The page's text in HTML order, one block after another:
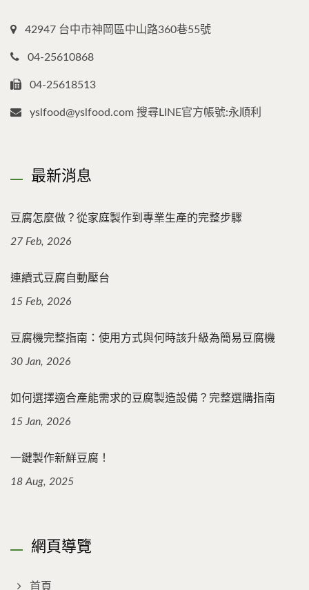
42947 台中市神岡區中山路360巷55號
04-25610868
04-25618513
yslfood@yslfood.com 搜尋LINE官方帳號:永順利
最新消息
豆腐怎麼做？從家庭製作到專業生產的完整步驟
27 Feb, 2026
連續式豆腐自動壓台
15 Feb, 2026
豆腐機完整指南：使用方式與何時該升級為簡易豆腐機
30 Jan, 2026
如何選擇適合產能需求的豆腐製造設備？完整選購指南
15 Jan, 2026
一鍵製作新鮮豆腐！
18 Aug, 2025
網頁導覽
首頁